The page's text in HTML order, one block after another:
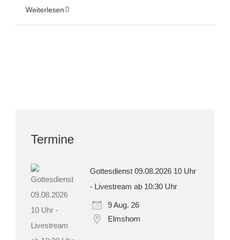
Weiterlesen
Termine
Gottesdienst 09.08.2026 10 Uhr
- Livestream ab 10:30 Uhr
9 Aug. 26
Elmshorn